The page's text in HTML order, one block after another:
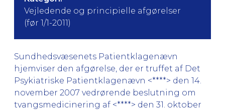
Vejledende og principielle afgørelser
(før 1/1-2011)
Sundhedsvæsenets Patientklagenævn
hjemviser den afgørelse, der er truffet af Det
Psykiatriske Patientklagenævn <****> den 14.
november 2007 vedrørende beslutning om
tvangsmedicinering af <****> den 31. oktober